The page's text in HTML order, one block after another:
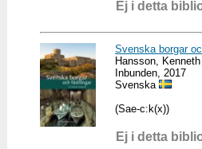
Ej i detta
Svenska borgar
Hansson,
Inbunden, 2017
Svenska
(Sae-c:k(x))
Ej i detta